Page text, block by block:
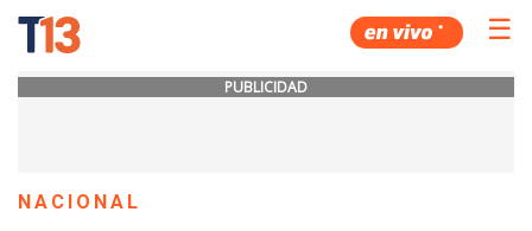
☰
PUBLICIDAD
NACIONAL